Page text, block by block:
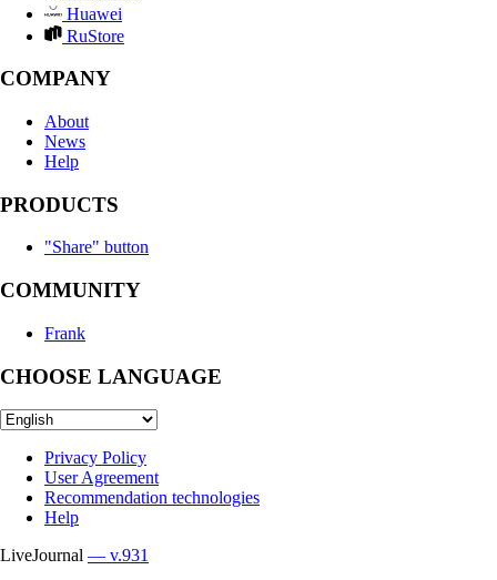
Huawei
RuStore
COMPANY
About
News
Help
PRODUCTS
"Share" button
COMMUNITY
Frank
CHOOSE LANGUAGE
Privacy Policy
User Agreement
Recommendation technologies
Help
LiveJournal — v.931